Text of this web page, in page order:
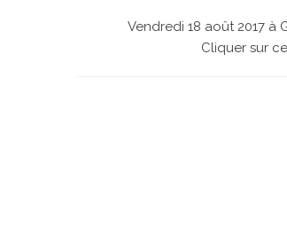
Vendredi 18 août 2017 à
Cliquer sur